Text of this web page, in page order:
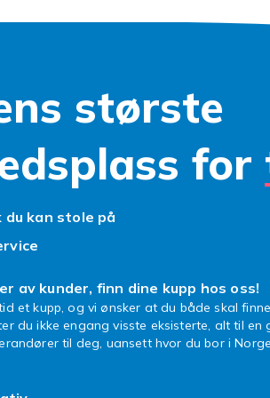
Materialet
preg.
virkelig
gjerne er
hele
enkle
skjorte. Skal
design med
Smykkene
største
for
kan stole på
av kunder, finn dine kupp hos oss!
et kupp, og vi ønsker at du både skal
du ikke engang visste eksisterte, alt til en
til deg, uansett hvor du bor i